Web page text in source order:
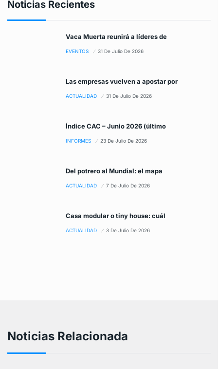
Noticias Recientes
Vaca Muerta reunirá a líderes de
EVENTOS 31 De Julio De 2026
Las empresas vuelven a apostar por
ACTUALIDAD 31 De Julio De 2026
Índice CAC – Junio 2026 (último
INFORMES 23 De Julio De 2026
Del potrero al Mundial: el mapa
ACTUALIDAD 7 De Julio De 2026
Casa modular o tiny house: cuál
ACTUALIDAD 3 De Julio De 2026
Noticias Relacionada